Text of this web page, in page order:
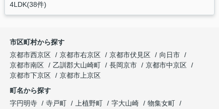
4LDK(38件)
市区町村から探す
京都市西京区
京都市右京区 京都市伏見区
向日市
京都市南区
乙訓郡大山崎町 長岡京市
京都市中京区
京都市下京区
京都市上京区
町名から探す
字円明寺
寺戸町 上植野町 字大山崎
物集女町